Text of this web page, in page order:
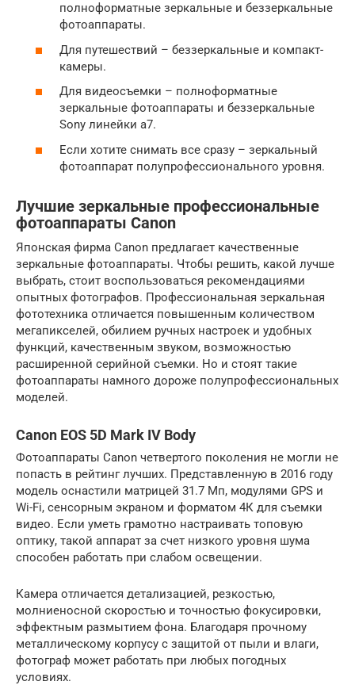
полноформатные зеркальные и беззеркальные
фотоаппараты.
Для путешествий – беззеркальные и компакт-
камеры.
Для видеосъемки – полноформатные
зеркальные фотоаппараты и беззеркальные
Sony линейки a7.
Если хотите снимать все сразу – зеркальный
фотоаппарат полупрофессионального уровня.
Лучшие зеркальные профессиональные
фотоаппараты Canon
Японская фирма Canon предлагает качественные
зеркальные фотоаппараты. Чтобы решить, какой лучше
выбрать, стоит воспользоваться рекомендациями
опытных фотографов. Профессиональная зеркальная
фототехника отличается повышенным количеством
мегапикселей, обилием ручных настроек и удобных
функций, качественным звуком, возможностью
расширенной серийной съемки. Но и стоят такие
фотоаппараты намного дороже полупрофессиональных
моделей.
Canon EOS 5D Mark IV Body
Фотоаппараты Canon четвертого поколения не могли не
попасть в рейтинг лучших. Представленную в 2016 году
модель оснастили матрицей 31.7 Мп, модулями GPS и
Wi-Fi, сенсорным экраном и форматом 4К для съемки
видео. Если уметь грамотно настраивать топовую
оптику, такой аппарат за счет низкого уровня шума
способен работать при слабом освещении.
Камера отличается детализацией, резкостью,
молниеносной скоростью и точностью фокусировки,
эффектным размытием фона. Благодаря прочному
металлическому корпусу с защитой от пыли и влаги,
фотограф может работать при любых погодных
условиях.